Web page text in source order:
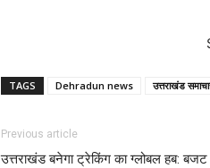
TAGS Dehradun news उत्तराखंड
Previous article
उत्तराखंड बनेगा ट्रेकिंग का ग्लोबल हब: